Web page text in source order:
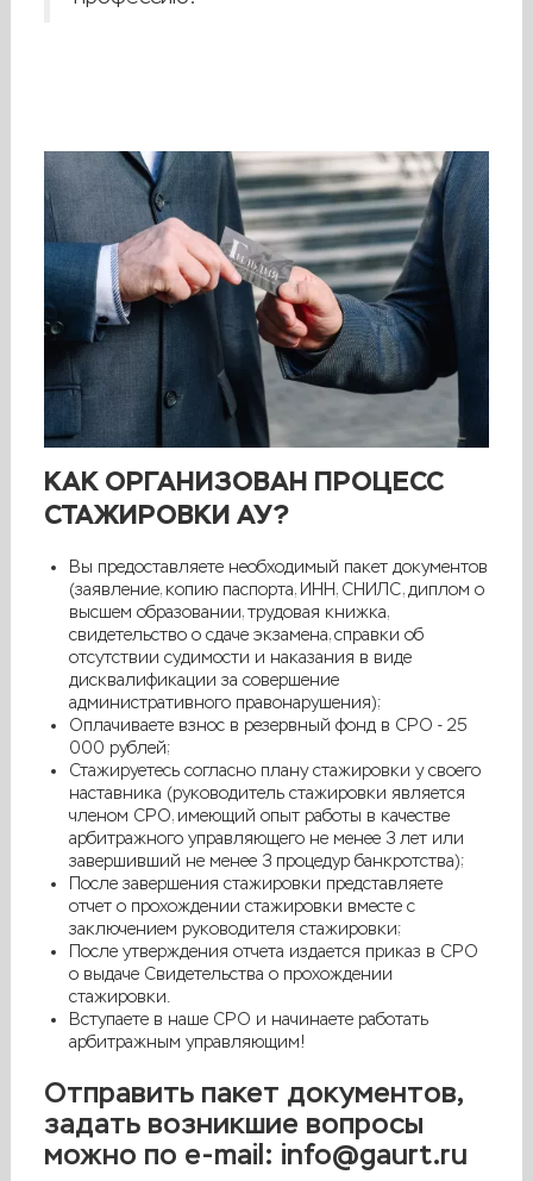
КАК ОРГАНИЗОВАН ПРОЦЕСС
СТАЖИРОВКИ АУ?
Вы предоставляете необходимый пакет документов
(заявление, копию паспорта, ИНН, СНИЛС, диплом о
высшем образовании, трудовая книжка,
свидетельство о сдаче экзамена, справки об
отсутствии судимости и наказания в виде
дисквалификации за совершение
административного правонарушения);
Оплачиваете взнос в резервный фонд в СРО - 25
000 рублей;
Стажируетесь согласно плану стажировки у своего
наставника (руководитель стажировки является
членом СРО, имеющий опыт работы в качестве
арбитражного управляющего не менее 3 лет или
завершивший не менее 3 процедур банкротства);
После завершения стажировки представляете
отчет о прохождении стажировки вместе с
заключением руководителя стажировки;
После утверждения отчета издается приказ в СРО
о выдаче Свидетельства о прохождении
стажировки.
Вступаете в наше СРО и начинаете работать
арбитражным управляющим!
Отправить пакет документов,
задать возникшие вопросы
можно по e-mail: info@gaurt.ru